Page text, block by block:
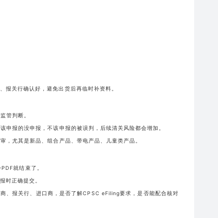
报关行确认好，避免出货后再临时补资料。
管判断。
申报的没申报，不该申报的被误判，后续清关风险都会增加。
，尤其是新品、组合产品、带电产品、儿童类产品。
就结束了。
时正确提交。
、报关行、进口商，是否了解CPSC eFiling要求，是否能配合核对